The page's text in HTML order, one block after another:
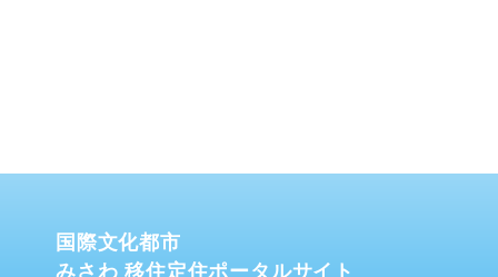
国際文化都市
みさわ 移住定住ポータルサイト